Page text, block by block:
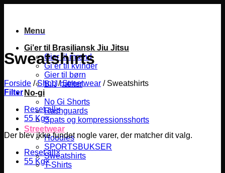
indhold
Menu
Gi’er til Brasiliansk Jiu Jitsu
Gier til mænd
Gi’er til kvinder
Gier til børn
BJJ bælter
No-gi
No Gi Shorts
Rashguards
Spats og kompressionsshorts
Streetwear
Hoodies
SPORTSBUKSER
Sweatshirts
T-Shirts
Sweatshirts
Forside / Shop / Streetwear /Sweatshirts
Filter
Reset all×
55 Kg×
Der blev ikke fundet nogle varer, der matcher dit valg.
Reset all×
55 Kg×